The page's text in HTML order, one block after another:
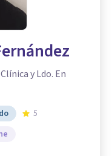
y Ldo. En
5